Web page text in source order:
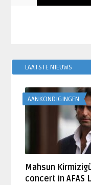
LAATSTE NIEUWS
AANKONDIGINGEN
Mahsun
concert in AFAS